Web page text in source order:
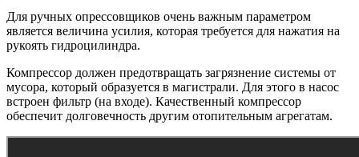
Для ручных опрессовщиков очень важным параметром
является величина усилия, которая требуется для нажатия на
рукоять гидроцилиндра.
Компрессор должен предотвращать загрязнение системы от
мусора, который образуется в магистрали. Для этого в насос
встроен фильтр (на входе). Качественный компрессор
обеспечит долговечность другим отопительным агрегатам.